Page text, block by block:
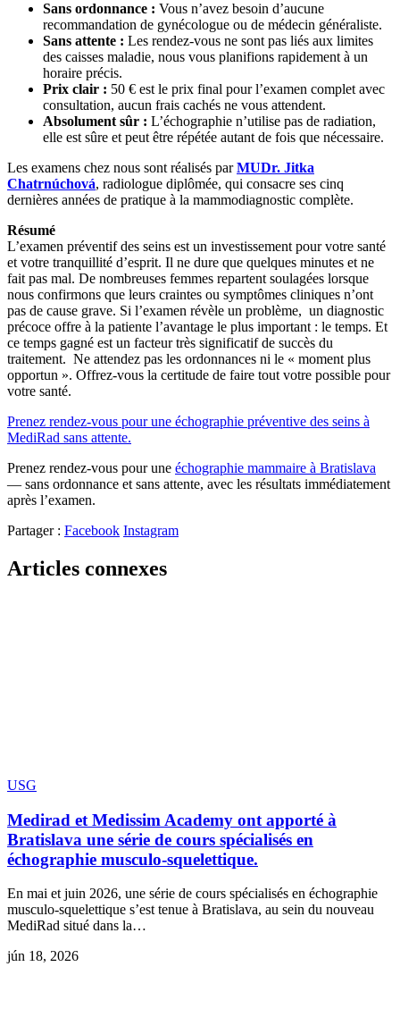
Sans ordonnance : Vous n’avez besoin d’aucune
recommandation de gynécologue ou de médecin généraliste.
Sans attente : Les rendez-vous ne sont pas liés aux limites
des caisses maladie, nous vous planifions rapidement à un
horaire précis.
Prix clair : 50 € est le prix final pour l’examen complet avec
consultation, aucun frais cachés ne vous attendent.
Absolument sûr : L’échographie n’utilise pas de radiation,
elle est sûre et peut être répétée autant de fois que nécessaire.
Les examens chez nous sont réalisés parMUDr. Jitka
Chatrnúchová, radiologue diplômée, qui consacre ses cinq
dernières années de pratique à la mammodiagnostic complète.
Résumé
L’examen préventif des seins est un investissement pour votre santé
et votre tranquillité d’esprit. Il ne dure que quelques minutes et ne
fait pas mal. De nombreuses femmes repartent soulagées lorsque
nous confirmons que leurs craintes ou symptômes cliniques n’ont
pas de cause grave. Si l’examen révèle un problème, un diagnostic
précoce offre à la patiente l’avantage le plus important : le temps. Et
ce temps gagné est un facteur très significatif de succès du
traitement. Ne attendez pas les ordonnances ni le « moment plus
opportun ». Offrez-vous la certitude de faire tout votre possible pour
votre santé.
Prenez rendez-vous pour une échographie préventive des seins à
MediRad sans attente.
Prenez rendez-vous pour une échographie mammaire à Bratislava
— sans ordonnance et sans attente, avec les résultats immédiatement
après l’examen.
Partager : Facebook Instagram
Articles connexes
USG
Medirad et Medissim Academy ont apporté à
Bratislava une série de cours spécialisés en
échographie musculo-squelettique.
En mai et juin 2026, une série de cours spécialisés en échographie
musculo-squelettique s’est tenue à Bratislava, au sein du nouveau
MediRad situé dans la…
jún 18, 2026